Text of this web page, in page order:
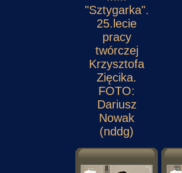
"Sztygarka".
25.lecie
pracy
twórczej
Krzysztofa
Zięcika.
FOTO:
Dariusz
Nowak
(nddg)